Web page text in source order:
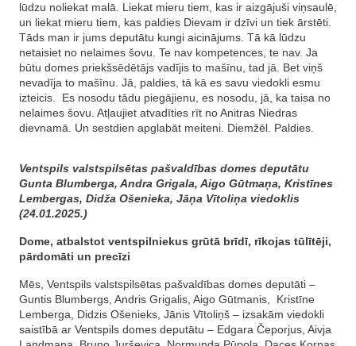
lūdzu noliekat malā. Liekat mieru tiem, kas ir aizgājuši viņsaulē,
un liekat mieru tiem, kas paldies Dievam ir dzīvi un tiek ārstēti.
Tāds man ir jums deputātu kungi aicinājums. Tā kā lūdzu
netaisiet no nelaimes šovu. Te nav kompetences, te nav. Ja
būtu domes priekšsēdētājs vadījis to mašīnu, tad jā. Bet viņš
nevadīja to mašīnu. Jā, paldies, tā kā es savu viedokli esmu
izteicis. Es nosodu tādu piegājienu, es nosodu, jā, ka taisa no
nelaimes šovu. Atļaujiet atvadīties rīt no Anitras Niedras
dievnamā. Un sestdien apglabāt meiteni. Diemžēl. Paldies.
Ventspils valstspilsētas pašvaldības domes deputātu
Gunta Blumberga, Andra Grigala, Aigo Gūtmaņa, Kristīnes
Lembergas, Didža Ošenieka, Jāņa Vītoliņa viedoklis
(24.01.2025.)
Dome, atbalstot ventspilniekus grūtā brīdī, rīkojas tūlītēji,
pārdomāti un precīzi
Mēs, Ventspils valstspilsētas pašvaldības domes deputāti –
Guntis Blumbergs, Andris Grigalis, Aigo Gūtmanis, Kristīne
Lemberga, Didzis Ošenieks, Jānis Vītoliņš – izsakām viedokli
saistībā ar Ventspils domes deputātu – Edgara Čeporjus, Aivja